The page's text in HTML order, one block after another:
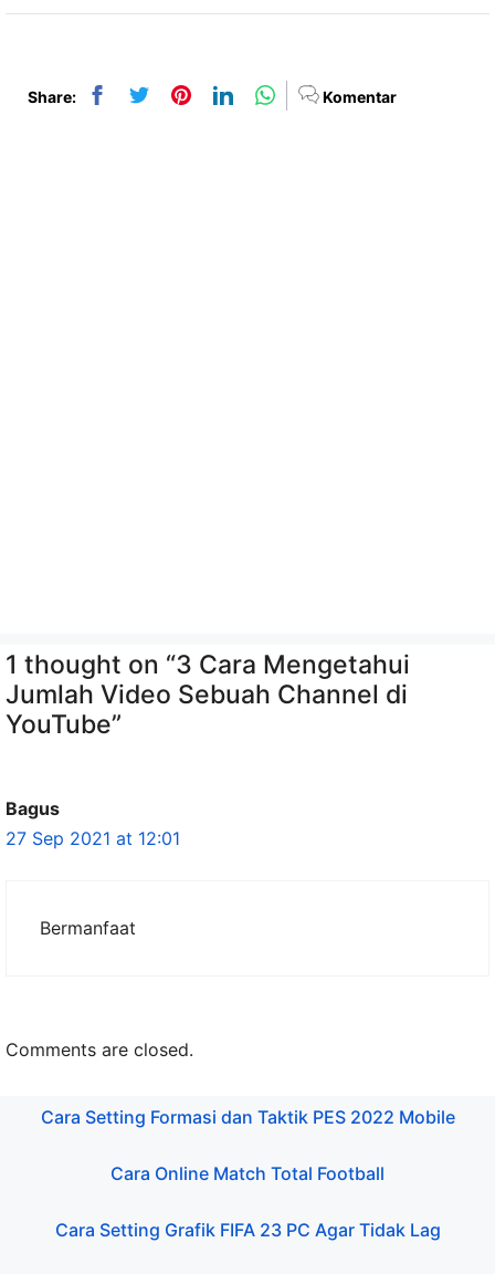
Share: Komentar
1 thought on “3 Cara Mengetahui
Jumlah Video Sebuah Channel di
YouTube”
Bagus
27 Sep 2021 at 12:01
Bermanfaat
Comments are closed.
Cara Setting Formasi dan Taktik PES 2022 Mobile
Cara Online Match Total Football
Cara Setting Grafik FIFA 23 PC Agar Tidak Lag